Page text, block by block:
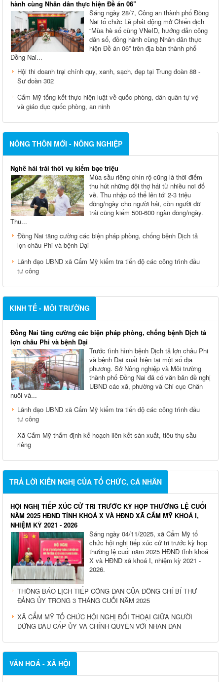
hành cùng Nhân dân thực hiện Đề án 06”
Sáng ngày 28/7, Công an thành phố Đồng
Nai tổ chức Lễ phát động mở Chiến dịch
“Mùa hè số cùng VNeID, hướng dẫn công
dân số, đồng hành cùng Nhân dân thực
hiện Đề án 06” trên địa bàn thành phố
Đồng Nai...
Hội thi doanh trại chính quy, xanh, sạch, đẹp tại Trung đoàn 88 -
Sư đoàn 302
Cẩm Mỹ tổng kết thực hiện luật về quốc phòng, dân quân tự vệ
và giáo dục quốc phòng, an ninh
NÔNG THÔN MỚI - NÔNG NGHIỆP
Nghề hái trái thời vụ kiếm bạc triệu
Mùa sầu riêng chín rộ cũng là thời điểm
thu hút những đội thợ hái từ nhiều nơi đổ
về. Thu nhập có thể lên tới 2-3 triệu
đồng/ngày cho người hái, còn người đỡ
trái cũng kiếm 500-600 ngàn đồng/ngày.
Thu...
Đồng Nai tăng cường các biện pháp phòng, chống bệnh Dịch tả
lợn châu Phi và bệnh Dại
Lãnh đạo UBND xã Cẩm Mỹ kiểm tra tiến độ các công trình đầu
tư công
KINH TẾ - MÔI TRƯỜNG
Đồng Nai tăng cường các biện pháp phòng, chống bệnh Dịch tả
lợn châu Phi và bệnh Dại
Trước tình hình bệnh Dịch tả lợn châu Phi
và bệnh Dại xuất hiện tại một số địa
phương. Sở Nông nghiệp và Môi trường
thành phố Đồng Nai đã có văn bản đề nghị
UBND các xã, phường và Chi cục Chăn
nuôi và...
Lãnh đạo UBND xã Cẩm Mỹ kiểm tra tiến độ các công trình đầu
tư công
Xã Cẩm Mỹ thẩm định kế hoạch liên kết sản xuất, tiêu thụ sầu
riêng
TRẢ LỜI KIẾN NGHỊ CỦA TỔ CHỨC, CÁ NHÂN
HỘI NGHỊ TIẾP XÚC CỬ TRI TRƯỚC KỲ HỌP THƯỜNG LỆ CUỐI
NĂM 2025 HĐND TỈNH KHOÁ X VÀ HĐND XÃ CẨM MỸ KHOÁ I,
NHIỆM KỲ 2021 - 2026
Sáng ngày 04/11/2025, xã Cẩm Mỹ tổ
chức hội nghị tiếp xúc cử tri trước kỳ họp
thường lệ cuối năm 2025 HĐND tỉnh khoá
X và HĐND xã khoá I, nhiệm kỳ 2021 -
2026.
THÔNG BÁO LỊCH TIẾP CÔNG DÂN CỦA ĐỒNG CHÍ BÍ THƯ
ĐẢNG ỦY TRONG 3 THÁNG CUỐI NĂM 2025
XÃ CẨM MỸ TỔ CHỨC HỘI NGHỊ ĐỐI THOẠI GIỮA NGƯỜI
ĐỨNG ĐẦU CẤP ỦY VÀ CHÍNH QUYỀN VỚI NHÂN DÂN
VĂN HOÁ - XÃ HỘI